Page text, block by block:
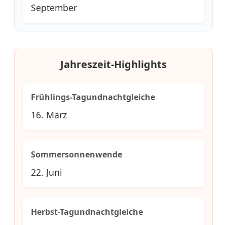
September
Jahreszeit-Highlights
Frühlings-Tagundnachtgleiche
16. März
Sommersonnenwende
22. Juni
Herbst-Tagundnachtgleiche